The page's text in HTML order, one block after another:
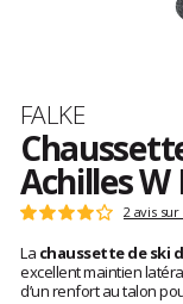
Marque
FALKE
Achilles W
Les
clients
Note
:
4
sur
2 avis
La chaussette de ski
excellent maintien
d’un renfort au talon